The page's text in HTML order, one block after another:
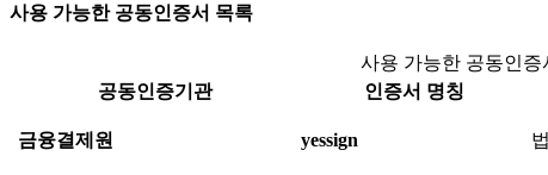
사용 가능한 공동인증서 목록
사용 가능한 공동인
공동인증기관
인증서 명칭
금융결제원 yessign